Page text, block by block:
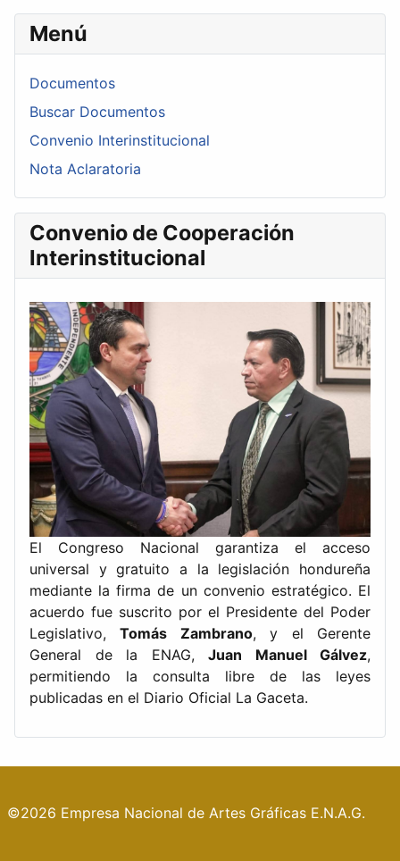
Menú
Documentos
Buscar Documentos
Convenio Interinstitucional
Nota Aclaratoria
Convenio de Cooperación
Interinstitucional
El Congreso Nacional garantiza el acceso
universal y gratuito a la legislación hondureña
mediante la firma de un convenio estratégico. El
acuerdo fue suscrito por el Presidente del Poder
Legislativo,Tomás Zambrano, y el Gerente
General de la ENAG, Juan Manuel Gálvez,
permitiendo la consulta libre de las leyes
publicadas en el Diario Oficial La Gaceta.
©2026 Empresa Nacional de Artes Gráficas E.N.A.G.